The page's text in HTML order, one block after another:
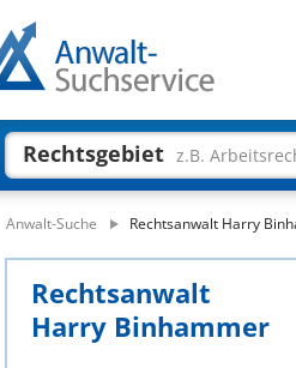
Rechtsgebiet z.B.
Anwalt-Suche Rechtsanwalt Harry
Rechtsanwalt
Harry Binhammer